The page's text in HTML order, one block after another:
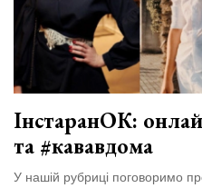
ІнстаранОК:
та #кававдома
У нашій рубриці поговоримо